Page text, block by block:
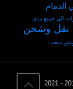
الى جميع مدن
وشحن
سحب